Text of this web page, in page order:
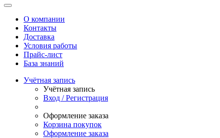
О компании
Контакты
Доставка
Условия работы
Прайс-лист
База знаний
Учётная запись
Учётная запись
Вход / Регистрация
Оформление заказа
Корзина покупок
Оформление заказа